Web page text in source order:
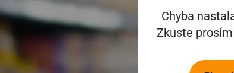
Chyba
Zkuste